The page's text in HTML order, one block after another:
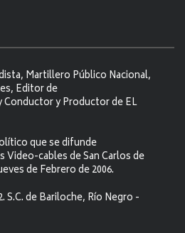
Martillero Público Nacional,
Editor de
y Productor de EL
que se difunde
cables de San Carlos de
de Febrero de 2006.
S.C. de Bariloche, Río Negro -